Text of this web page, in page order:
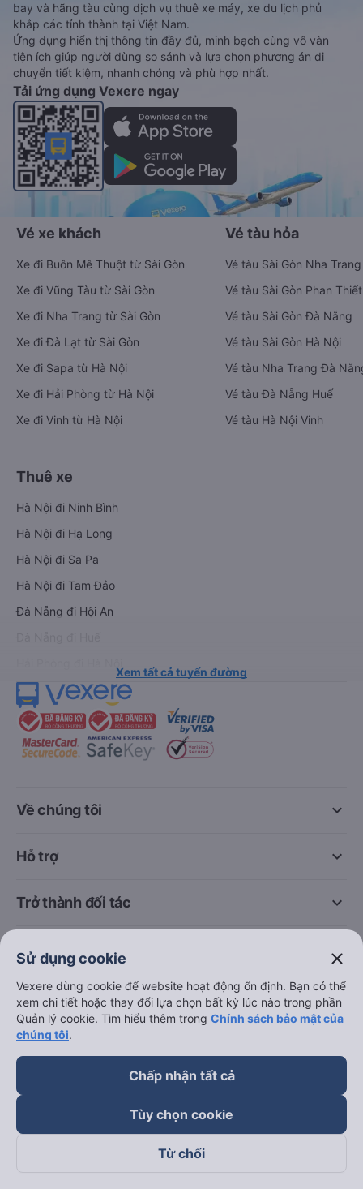
bay và hãng tàu cùng dịch vụ thuê xe máy, xe du lịch phủ
khắp các tỉnh thành tại Việt Nam.
Ứng dụng hiển thị thông tin đầy đủ, minh bạch cùng vô vàn
tiện ích giúp người dùng so sánh và lựa chọn phương án di
chuyển tiết kiệm, nhanh chóng và phù hợp nhất.
Tải ứng dụng Vexere ngay
Vé xe khách
Xe đi Buôn Mê Thuột từ Sài Gòn
Xe đi Vũng Tàu từ Sài Gòn
Xe đi Nha Trang từ Sài Gòn
Xe đi Đà Lạt từ Sài Gòn
Xe đi Sapa từ Hà Nội
Xe đi Hải Phòng từ Hà Nội
Xe đi Vinh từ Hà Nội
Vé tàu hỏa
Vé tàu Sài Gòn Nha Trang
Vé tàu Sài Gòn Phan Thiết
Vé tàu Sài Gòn Đà Nẵng
Vé tàu Sài Gòn Hà Nội
Vé tàu Nha Trang Đà
Vé tàu Đà Nẵng Huế
Vé tàu Hà Nội Vinh
Thuê xe
Hà Nội đi Ninh Bình
Hà Nội đi Hạ Long
Hà Nội đi Sa Pa
Hà Nội đi Tam Đảo
Đà Nẵng đi Hội An
Xem tất cả tuyến đường
keyboard_arrow_down
Về chúng tôi
keyboard_arrow_down
Hỗ trợ
keyboard_arrow_down
Trở thành đối tác
Đối tác thanh toán
Sử dụng cookie close
Vexere dùng cookie để website hoạt động ổn định. Bạn có thể
xem chi tiết hoặc thay đổi lựa chọn bất kỳ lúc nào trong phần
Quản lý cookie. Tìm hiểu thêm trong Chính sách bảo mật của
chúng tôi.
Chấp nhận tất cả
Tùy chọn cookie
Từ chối